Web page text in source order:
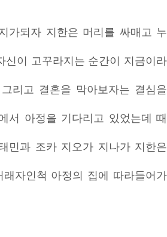
가되자 지한은 머리를 싸매고 누
신이 고꾸라지는 순간이 지금이라
리고 결혼을 막아보자는 결심을
서 아정을 기다리고 있었는데 때
민과 조카 지오가 지나가 지한은
래자인척 아정의 집에 따라들어가